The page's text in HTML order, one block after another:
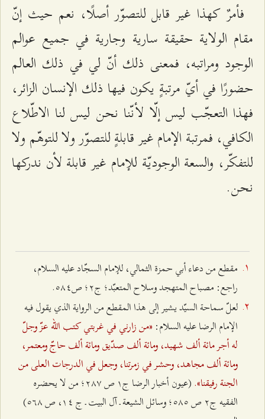
فأمرٌ كهذا غير قابل للتصوّر أصلًا، نعم حيث إنّ
مقام الولاية حقيقة سارية وجارية في جميع عوالم
الوجود ومراتبه، فمعنى ذلك أنّ لي في ذلك العالم
حضورًا في أيّ مرتبةٍ يكون فيها ذلك الإنسان الزائر،
فهذا التعجّب ليس إلّا لأنّنا نحن ليس لنا الاطّلاع
الكافي، فمرتبة الإمام غير قابلةٍ للتصوّر ولا للتوهّم ولا
للتفكّر، والسعة الوجوديّة للإمام غير قابلة لأن ندركها
نحن.
مقطع من دعاء أبي حمزة الثمالي، للإمام السجّاد عليه السلام،
راجع: مصباح المتهجد وسلاح المتعبّد؛ ج‌٢؛ ص٥۸٤.
لعلّ سماحة السيّد يشير إلى هذا المقطع من الرواية الذي يقول فيه
الإمام الرضا عليه السلام: «من زارني في غربتي كتب الله عزّ وجلّ
له أجر مائة ألف شهيد، ومائة ألف صدّيق ومائة ألف حاجّ ومعتمر،
ومائة ألف مجاهد، وحشر في زمرتنا، وجعل في الدرجات العلى من
الجنة رفيقنا».
(عيون أخبار الرضا ج۱ ص ٢۸۷؛ من لا يحضره
الفقيه ج٢ ص ٥۸٥؛ وسائل الشيعة ـ آل البيت ـ ج ۱٤، ص ٥٦۸)